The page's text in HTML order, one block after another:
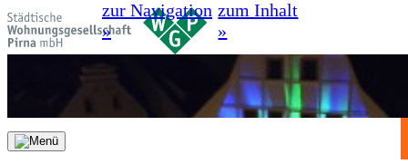
zur Navigation
»
zum Inhalt
»